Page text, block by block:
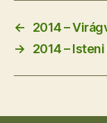
←
2014 –
→
2014 –